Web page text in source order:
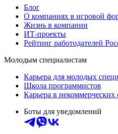
Блог
О компаниях в игровой
Жизнь в компании
ИТ-проекты
Рейтинг работодателей
Молодым специалистам
Карьера для молодых
Школа программистов
Карьера в некоммерческих
Боты для уведомлений